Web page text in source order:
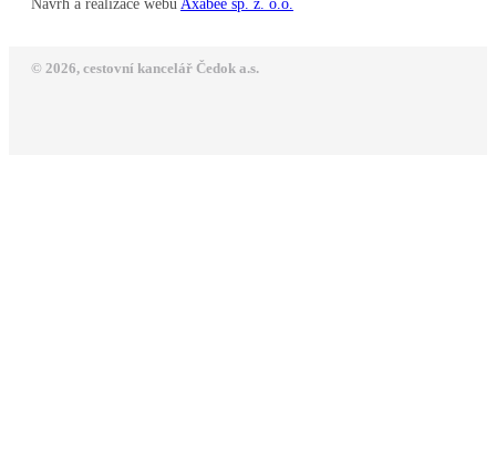
Návrh a realizace webu Axabee sp. z. o.o.
© 2026, cestovní kancelář Čedok a.s.